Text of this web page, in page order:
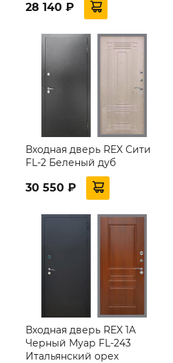
28 140 ₽
Входная дверь REX Сити
FL-2 Беленый дуб
30 550 ₽
Входная дверь REX 1A
Черный Муар FL-243
Итальянский орех